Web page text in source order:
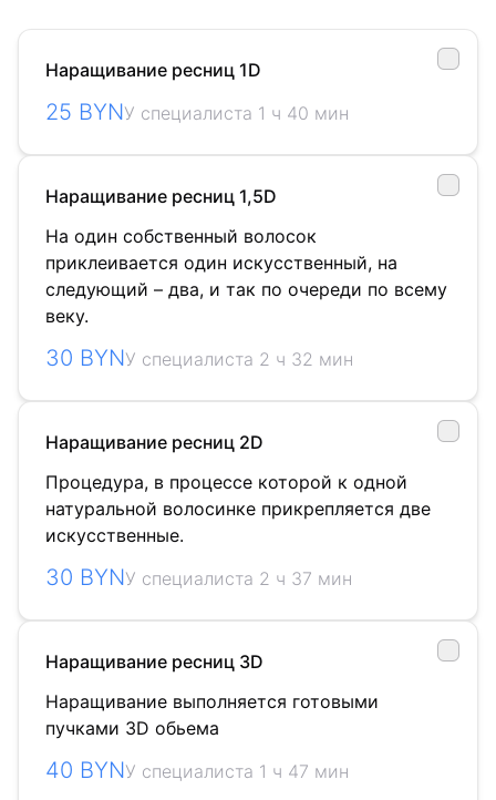
Наращивание ресниц 1D
25 BYNУ специалиста 1 ч 40 мин
Наращивание ресниц 1,5D
На один собственный волосок
приклеивается один искусственный, на
следующий – два, и так по очереди по всему
веку.
30 BYNУ специалиста 2 ч 32 мин
Наращивание ресниц 2D
Процедура, в процессе которой к одной
натуральной волосинке прикрепляется две
искусственные.
30 BYNУ специалиста 2 ч 37 мин
Наращивание ресниц 3D
Наращивание выполняется готовыми
пучками 3D обьема
40 BYNУ специалиста 1 ч 47 мин